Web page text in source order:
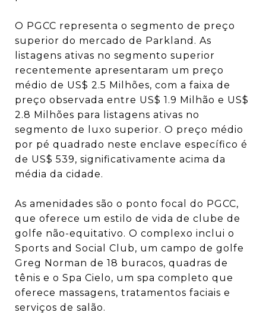
O PGCC representa o segmento de preço
superior do mercado de Parkland. As
listagens ativas no segmento superior
recentemente apresentaram um preço
médio de US$ 2.5 Milhões, com a faixa de
preço observada entre US$ 1.9 Milhão e US$
2.8 Milhões para listagens ativas no
segmento de luxo superior. O preço médio
por pé quadrado neste enclave específico é
de US$ 539, significativamente acima da
média da cidade.
As amenidades são o ponto focal do PGCC,
que oferece um estilo de vida de clube de
golfe não-equitativo. O complexo inclui o
Sports and Social Club, um campo de golfe
Greg Norman de 18 buracos, quadras de
tênis e o Spa Cielo, um spa completo que
oferece massagens, tratamentos faciais e
serviços de salão.